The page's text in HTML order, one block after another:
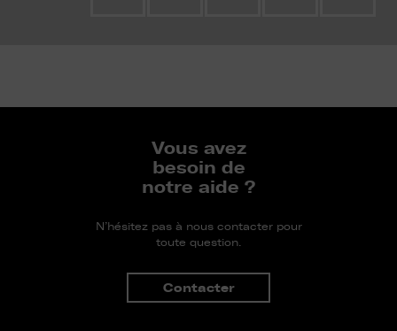
Vous avez
besoin de
notre aide ?
N’hésitez pas à nous contacter pour
toute question.
Contacter